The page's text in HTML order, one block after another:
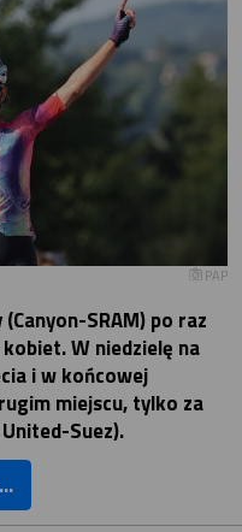
PAP
SRAM) po raz
W niedzielę na
i w końcowej
miejscu, tylko za
Suez).